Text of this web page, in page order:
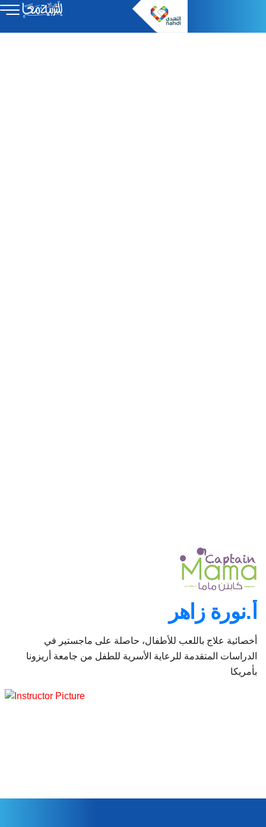
أ.نورة زاهر
أخصائية علاج باللعب للأطفال، حاصلة على ماجستير في
الدراسات المتقدمة للرعاية الأسرية للطفل من جامعة أريزونا
بأمريكا